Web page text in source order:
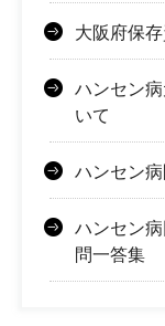
大阪府保
ハンセン
いて
ハンセン
ハンセン
問一答集